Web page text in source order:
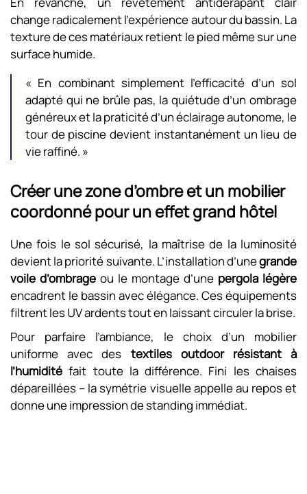
change radicalement l’expérience autour du bassin. La
texture de ces matériaux retient le pied même sur une
surface humide.
« En combinant simplement l’efficacité d’un sol
adapté qui ne brûle pas, la quiétude d’un ombrage
généreux et la praticité d’un éclairage autonome, le
tour de piscine devient instantanément un lieu de
vie raffiné. »
Créer une zone d’ombre et un mobilier
coordonné pour un effet grand hôtel
Une fois le sol sécurisé, la maîtrise de la luminosité
devient la priorité suivante. L’installation d’unegrande
voile d’ombrage ou le montage d’une pergola légère
encadrent le bassin avec élégance. Ces équipements
filtrent les UV ardents tout en laissant circuler la brise.
Pour parfaire l’ambiance, le choix d’un mobilier
uniforme avec des textiles outdoor résistant à
l’humidité fait toute la différence. Fini les chaises
dépareillées – la symétrie visuelle appelle au repos et
donne une impression de standing immédiat.